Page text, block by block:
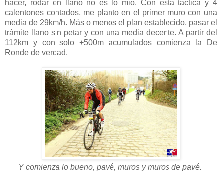
hacer, rodar en llano no es lo mio. Con esta táctica y 4
calentones contados, me planto en el primer muro con una
media de 29km/h. Más o menos el plan establecido, pasar el
trámite llano sin petar y con una media decente. A partir del
112km y con solo +500m acumulados comienza la De
Ronde de verdad.
Y comienza lo bueno, pavé, muros y muros de pavé.